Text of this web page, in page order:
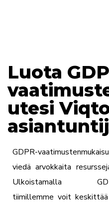
Luota
utesi
GDPR-
viedä arvokkaita
Ulkoistamalla GDPR-
tiimillemme voit